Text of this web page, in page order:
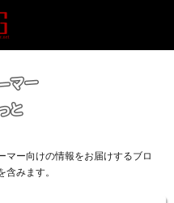
マー向けの情報をお届けするブロ
みます。